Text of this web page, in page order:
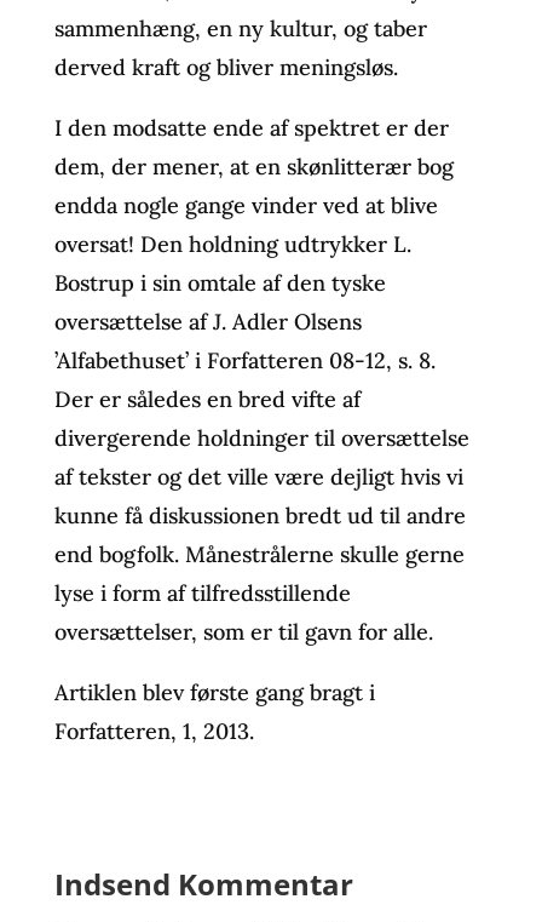
sammenhæng, en ny kultur, og taber
derved kraft og bliver meningsløs.
I den modsatte ende af spektret er der
dem, der mener, at en skønlitterær bog
endda nogle gange vinder ved at blive
oversat! Den holdning udtrykker L.
Bostrup i sin omtale af den tyske
oversættelse af J. Adler Olsens
’Alfabethuset’ i Forfatteren 08-12, s. 8.
Der er således en bred vifte af
divergerende holdninger til oversættelse
af tekster og det ville være dejligt hvis vi
kunne få diskussionen bredt ud til andre
end bogfolk. Månestrålerne skulle gerne
lyse i form af tilfredsstillende
oversættelser, som er til gavn for alle.
Artiklen blev første gang bragt i
Forfatteren, 1, 2013.
Indsend Kommentar